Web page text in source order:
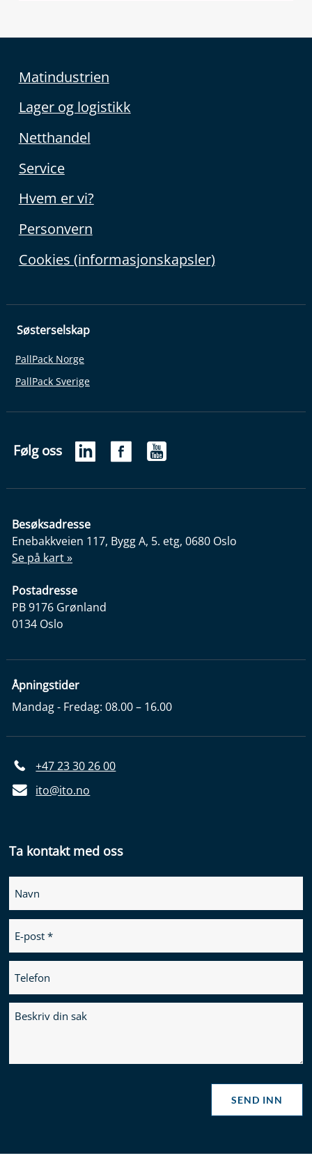
Matindustrien
Lager og logistikk
Netthandel
Service
Hvem er vi?
Personvern
Cookies (informasjonskapsler)
Søsterselskap
PallPack Norge
PallPack Sverige
Følg oss
Besøksadresse
Enebakkveien 117, Bygg A, 5. etg, 0680 Oslo
Se på kart »
Postadresse
PB 9176 Grønland
0134 Oslo
Åpningstider
Mandag - Fredag: 08.00 – 16.00
+47 23 30 26 00
ito@ito.no
Ta kontakt med oss